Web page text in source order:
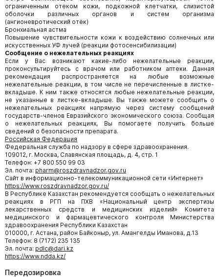
ограниченным отеком кожи, подкожной клетчатки, слизистой
оболочки различных органов и систем организма
(ангионевротический отёк)
Бронхиальная астма
Повышение чувствительности кожи к воздействию солнечных или
искусственных УФ лучей (реакции фотосенсибилизации)
Сообщение о нежелательных реакциях
Если у Вас возникают какие-либо нежелательные реакции,
проконсультируйтесь с врачом или работником аптеки. Данная
рекомендация распространяется на любые возможные
нежелательные реакции, в том числе не перечисленные в листке-
вкладыше. К ним также относятся любые нежелательные реакции,
не указанные в листке-вкладыше. Вы также можете сообщить о
нежелательных реакциях напрямую через систему сообщений
государств-членов Евразийского экономического союза. Сообщая
о нежелательных реакциях, Вы помогаете получить больше
сведений о безопасности препарата.
Российская Федерация
Федеральная служба по надзору в сфере здравоохранения.
109012, г. Москва, Славянская площадь, д. 4, стр. 1
Телефон: +7 800 550 99 03
Эл. почта: pharm@roszdravnadzor.gov.ru
Сайт в информационно-телекоммуникационной сети «Интернет»
https://www.roszdravnadzor.gov.ru/
В Республике Казахстан рекомендуется сообщать о нежелательных
реакциях в РГП на ПХВ «Национальный центр экспертизы
лекарственных средств и медицинских изделий» Комитета
медицинского и фармацевтического контроля Министерства
здравоохранения Республики Казахстан
010000, г. Астана, район Байконыр, ул. Амангелды Иманова, д.13
Телефон: 8 (7172) 235 135
Эл. почта: pdlc@dari.kz
https://www.ndda.kz/
Передозировка